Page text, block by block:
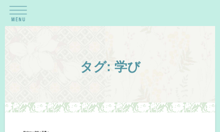
タグ: 学び